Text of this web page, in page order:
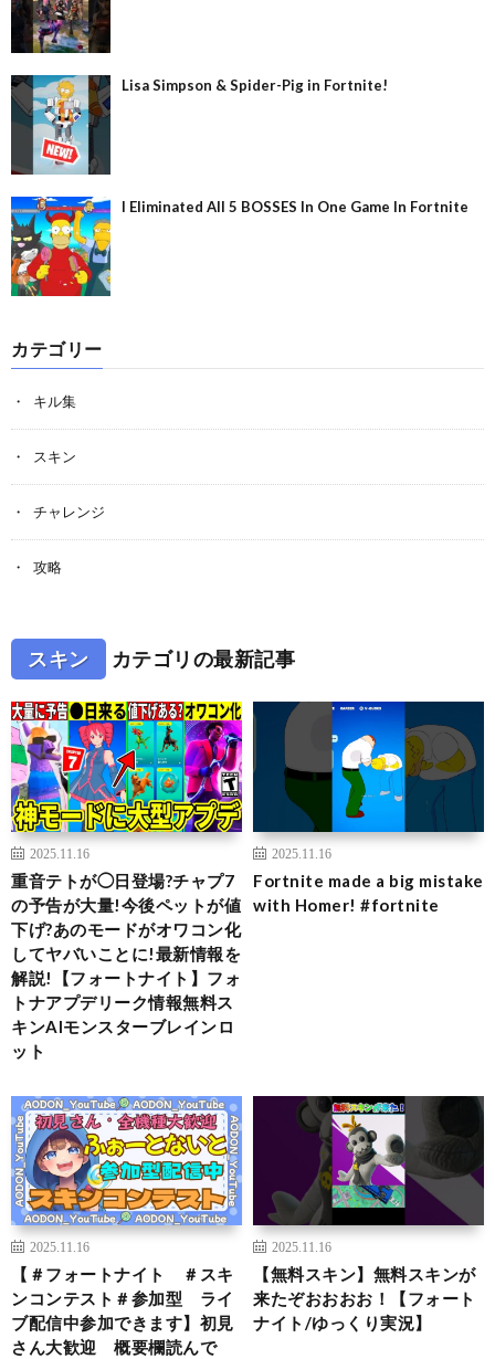
Lisa Simpson & Spider-Pig in Fortnite!
I Eliminated All 5 BOSSES In One Game In Fortnite
カテゴリー
キル集
スキン
チャレンジ
攻略
スキン カテゴリの最新記事
2025.11.16
重音テトが◯日登場?チャプ7
の予告が大量!今後ペットが値
下げ?あのモードがオワコン化
してヤバいことに!最新情報を
解説!【フォートナイト】フォ
トナアプデリーク情報無料ス
キンAIモンスターブレインロ
ット
2025.11.16
Fortnite made a big mistake
with Homer! #fortnite
2025.11.16
【＃フォートナイト ＃スキ
ンコンテスト＃参加型 ライ
ブ配信中参加できます】初見
さん大歓迎 概要欄読んで
2025.11.16
【無料スキン】無料スキンが
来たぞおおおお！【フォート
ナイト/ゆっくり実況】